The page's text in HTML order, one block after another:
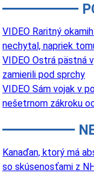
VIDEO Raritný
nechytal, napriek
VIDEO Ostrá pästná
zamierili pod sprchy
VIDEO Sám vojak v
nešetrnom zákroku
Kanaďan, ktorý má
so skúsenosťami z